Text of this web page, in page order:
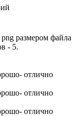
размером файла
- 5.
- отлично
- отлично
- отлично